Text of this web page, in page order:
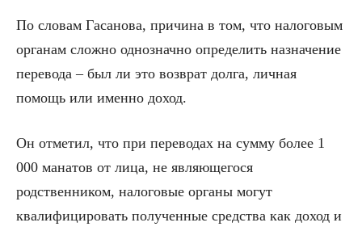
По словам Гасанова, причина в том, что налоговым
органам сложно однозначно определить назначение
перевода – был ли это возврат долга, личная
помощь или именно доход.
Он отметил, что при переводах на сумму более 1
000 манатов от лица, не являющегося
родственником, налоговые органы могут
квалифицировать полученные средства как доход и